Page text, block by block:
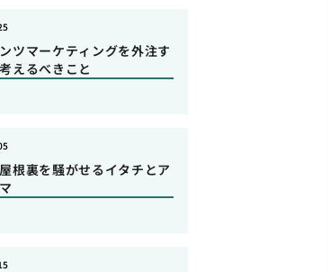
ツマーケティングを外注す
えるべきこと
根裏を騒がせるイタチとア